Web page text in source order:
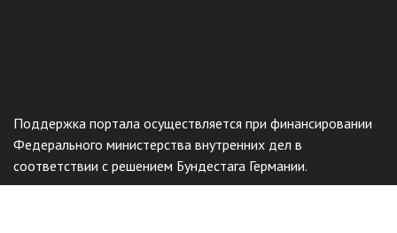
Поддержка портала осуществляется при финансировании
Федерального министерства внутренних дел в
соответствии с решением Бундестага Германии.